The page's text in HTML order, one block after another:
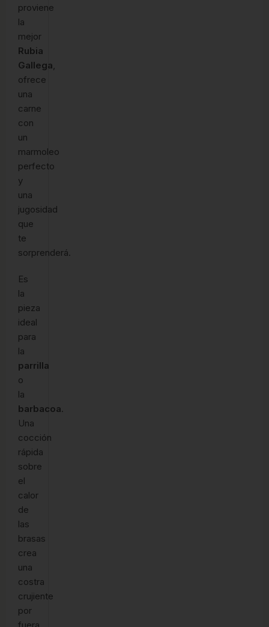
proviene
la
mejor
Rubia
Gallega,
ofrece
una
carne
con
un
marmoleo
perfecto
y
una
jugosidad
que
te
sorprenderá.
Es
la
pieza
ideal
para
la
parrilla
o
la
barbacoa.
Una
cocción
rápida
sobre
el
calor
de
las
brasas
crea
una
costra
crujiente
por